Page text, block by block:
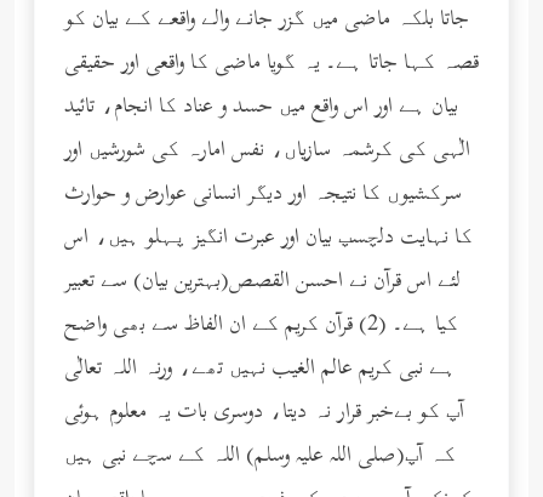
جاتا بلکہ ماضی میں گزر جانے والے واقعے کے بیان کو
قصہ کہا جاتا ہے۔ یہ گویا ماضی کا واقعی اور حقیقی
بیان ہے اور اس واقع میں حسد و عناد کا انجام، تائید
الٰہی کی کرشمہ سازیاں، نفس امارہ کی شورشیں اور
سرکشیوں کا نتیجہ اور دیگر انسانی عوارض و حوارث
کا نہایت دلچسپ بیان اور عبرت انگیز پہلو ہیں، اس
لئے اس قرآن نے احسن القصص(بہترین بیان) سے تعبیر
کیا ہے۔ (2) قرآن کریم کے ان الفاظ سے بھی واضح
ہے نبی کریم عالم الغیب نہیں تھے، ورنہ اللہ تعالٰی
آپ کو بےخبر قرار نہ دیتا، دوسری بات یہ معلوم ہوئی
کہ آپ(صلى الله عليه وسلم) اللہ کے سچے نبی ہیں